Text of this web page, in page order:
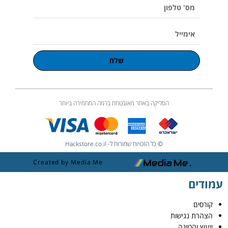
שלח
הסליקה באתר מאובטחת ברמה המחמירה ביותר
© כל הזכויות שמורות ל- Hackstore.co.il
Created by Media Me
עמודים
קורסים
הצהרת נגישות